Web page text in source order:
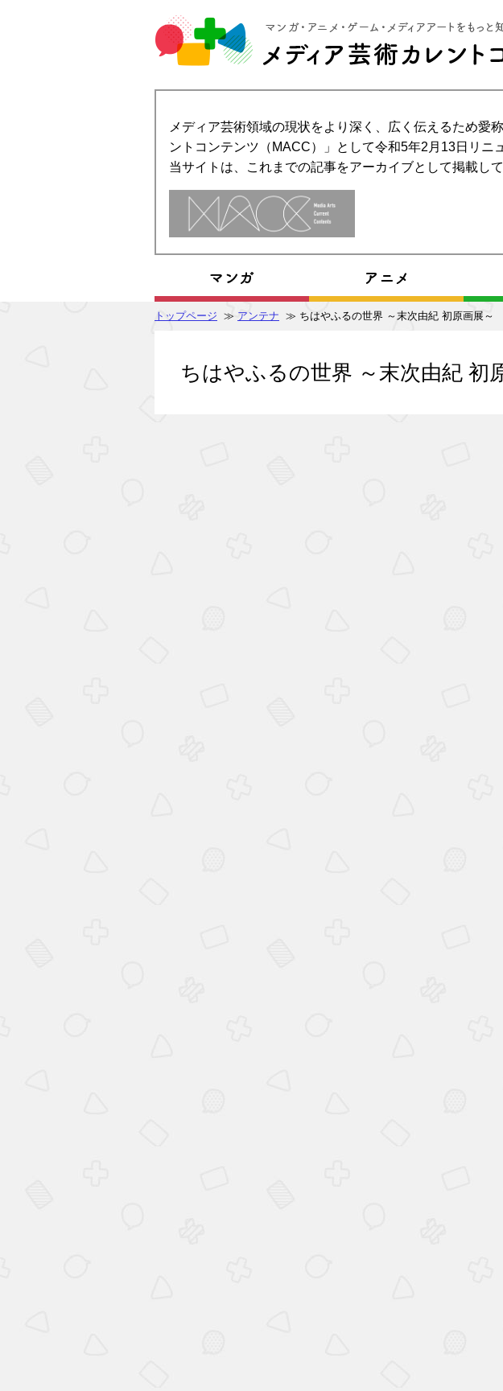
メディア芸術領域の現状をより深く、広く伝えるため愛
ントコンテンツ（MACC）」として令和5年2月13日リニ
当サイトは、これまでの記事をアーカイブとして掲載して
トップページ ≫ アンテナ ≫ ちはやふるの世界 ～末次由紀 初原画展～
ちはやふるの世界 ～末次由紀 初